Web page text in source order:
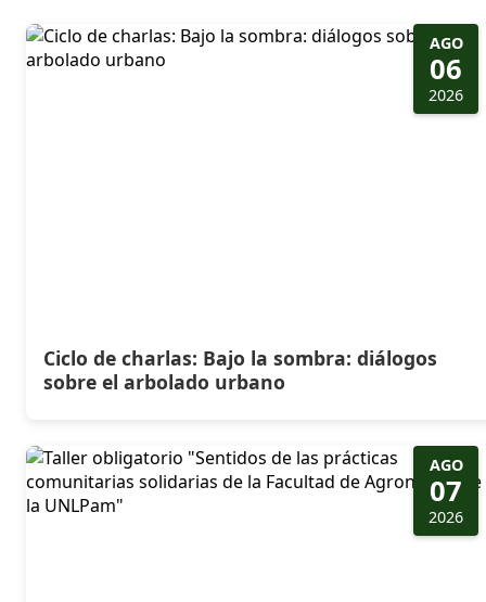
AGO
06
2026
Ciclo de charlas: Bajo la sombra: diálogos
sobre el arbolado urbano
AGO
07
2026